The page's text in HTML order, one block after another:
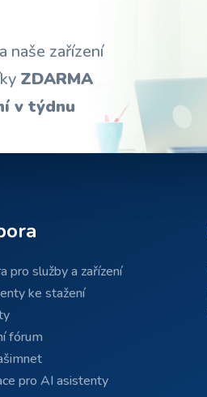
naše zařízení
ZDARMA
v týdnu
pro služby a zařízení
ke stažení
fórum
pro AI asistenty